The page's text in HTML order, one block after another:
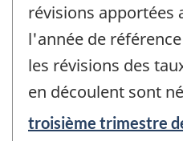
révisions apportées
l'année de
les révisions des
en découlent sont
Période
troisième trimestre